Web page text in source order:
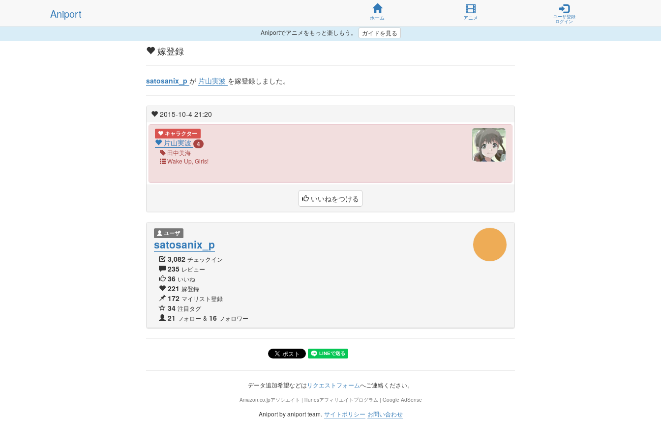
Aniport ホーム アニメ
ユーザ登録
ログイン
Aniportでアニメをもっと楽しもう。 ガイドを見る
嫁登録
satosanix_p が 片山実波 を嫁登録しました。
2015-10-4 21:20
キャラクター
片山実波 4
田中美海
Wake Up, Girls!
いいねをつける
ユーザ
satosanix_p
3,082 チェックイン
235 レビュー
36 いいね
221 嫁登録
172 マイリスト登録
34 注目タグ
21 フォロー & 16 フォロワー
データ追加希望などはリクエストフォームへご連絡ください。
Amazon.co.jpアソシエイト | iTunesアフィリエイトプログラム | Google AdSense
Aniport by aniport team. サイトポリシー お問い合わせ